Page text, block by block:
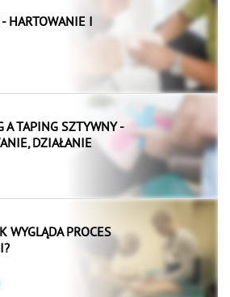
HARTOWANIE I
A TAPING SZTYWNY -
DZIAŁANIE
WYGLĄDA PROCES